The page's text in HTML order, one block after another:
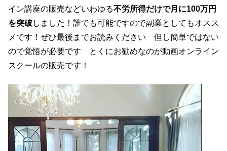
イン講座の販売などいわゆる不労所得だけで月に100万円
を突破しました！誰でも可能ですので副業としてもオスス
メです！ぜひ最後までお読みください 但し簡単ではない
ので覚悟が必要です とくにお勧めなのが動画オンライン
スクールの販売です！